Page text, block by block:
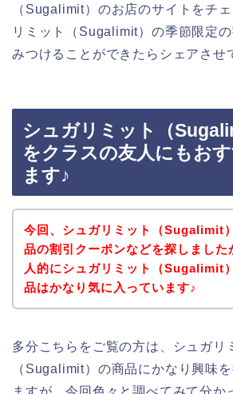
（Sugalimit）のお店のサイトをチ
リミット（Sugalimit）の季節限定
みつけることができたらシェアさせ
シュガリミット（
をクラスの友人にもお
ます♪
今回、シュガリミット（Sugalimit
品の割引クーポンなどを探しました
人的にシュガリミット（Sugalimit
品はかなり気に入っています♪
多分こちらをご覧の方は、シュガリ
（Sugalimit）の商品にかなり興味
ますが、今回色々と調べてみて分か